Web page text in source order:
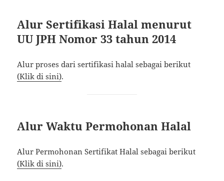
Alur Sertifikasi Halal menurut
UU JPH Nomor 33 tahun 2014
Alur proses dari sertifikasi halal sebagai berikut
(Klik di sini).
Alur Waktu Permohonan Halal
Alur Permohonan Sertifikat Halal sebagai berikut
(Klik di sini).